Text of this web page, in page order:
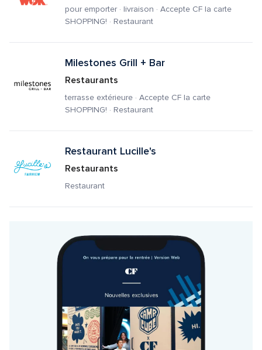
pour emporter · livraison · Accepte CF la carte
SHOPPING! · Restaurant
Milestones Grill + Bar
Restaurants
terrasse extérieure · Accepte CF la carte
SHOPPING! · Restaurant
Restaurant Lucille's
Restaurants
Restaurant